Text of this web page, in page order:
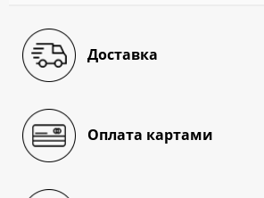
Доставка
Оплата картами